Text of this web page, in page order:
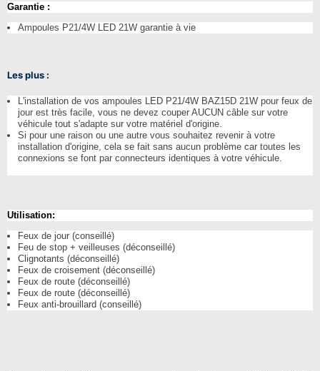
Garantie :
Ampoules P21/4W LED 21W garantie à vie
Les plus :
L'installation de vos ampoules LED P21/4W BAZ15D 21W pour feux de
jour est très facile, vous ne devez couper AUCUN câble sur votre
véhicule tout s'adapte sur votre matériel d'origine.
Si pour une raison ou une autre vous souhaitez revenir à votre
installation d'origine, cela se fait sans aucun problème car toutes les
connexions se font par connecteurs identiques à votre véhicule.
Utilisation:
Feux de jour (conseillé)
Feu de stop + veilleuses (déconseillé)
Clignotants (déconseillé)
Feux de croisement (déconseillé)
Feux de route (déconseillé)
Feux de route (déconseillé)
Feux anti-brouillard (conseillé)